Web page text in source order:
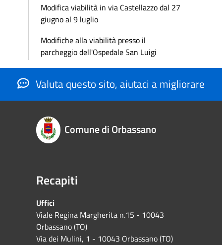
Modifica viabilità in via Castellazzo dal 27
giugno al 9 luglio
Modifiche alla viabilità presso il
parcheggio dell'Ospedale San Luigi
Valuta questo sito, aiutaci a migliorare
Comune di Orbassano
Recapiti
Uffici
Viale Regina Margherita n.15 - 10043
Orbassano (TO)
Via dei Mulini, 1 - 10043 Orbassano (TO)